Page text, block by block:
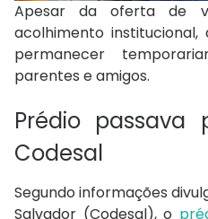
Apesar da oferta de
acolhimento
permanecer
parentes e amigos.
Prédio passava
Codesal
Segundo informações
Salvador (Codesal), o